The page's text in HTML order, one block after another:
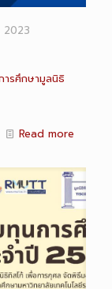
2023
ารศึกษามูลนิธิ
Read more